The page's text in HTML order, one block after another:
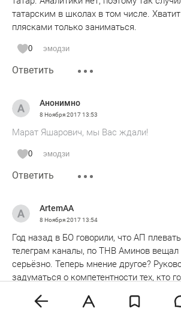
татарским в школах в том числе.
плясками только заниматься.
0 эмодзи
Ответить
Анонимно
8 Ноября 201713:53
Марат Яшарович, мы Вас ждали!
0 эмодзи
Ответить
ArtemAA
8 Ноября 201713:54
Год назад в БО говорили, что АП
телеграм каналы, по ТНВ Аминов вещал
серьёзно. Теперь мнение другое?
задуматься о компетентности тех, кто
которые только и могут писать